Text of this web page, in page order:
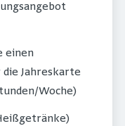
einen
Jahreskarte
Woche)